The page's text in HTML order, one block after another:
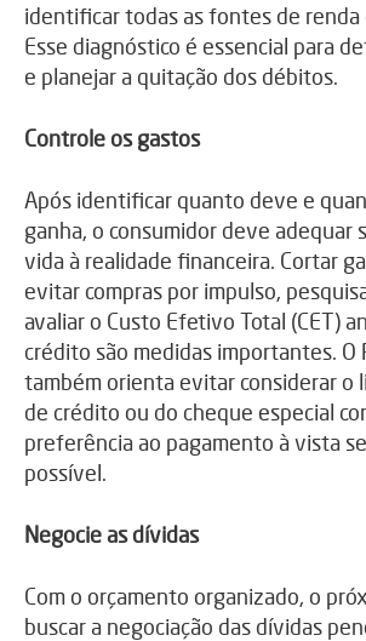
identificar todas as fontes de renda
Esse diagnóstico é essencial para
e planejar a quitação dos débitos.
Controle os gastos
Após identificar quanto deve e
ganha, o consumidor deve adequar
vida à realidade financeira. Cortar
evitar compras por impulso,
avaliar o Custo Efetivo Total (CET)
crédito são medidas importantes. O
também orienta evitar considerar o
de crédito ou do cheque especial
preferência ao pagamento à vista
possível.
Negocie as dívidas
Com o orçamento organizado, o
buscar a negociação das dívidas